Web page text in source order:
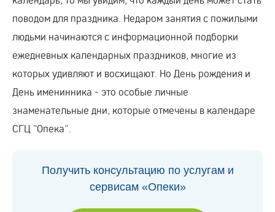
поводом для праздника. Недаром занятия с пожилыми
людьми начинаются с информационной подборки
ежедневных календарных праздников, многие из
которых удивляют и восхищают. Но День рождения и
День именинника - это особые личные
знаменательные дни, которые отмечены в календаре
СГЦ "Опека".
Получить консультацию по услугам и
сервисам «Опеки»